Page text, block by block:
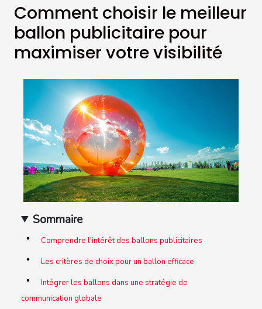
Comment choisir le meilleur
ballon publicitaire pour
maximiser votre visibilité
Sommaire
Comprendre l'intérêt des ballons publicitaires
Les critères de choix pour un ballon efficace
Intégrer les ballons dans une stratégie de
communication globale